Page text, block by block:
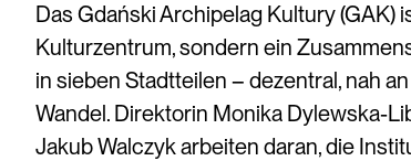
Das Gdański Archipelag Kultury (GAK)
Kulturzentrum, sondern ein
in sieben Stadtteilen – dezentral, nah
Wandel. Direktorin Monika Dylewska-
Jakub Walczyk arbeiten daran, die